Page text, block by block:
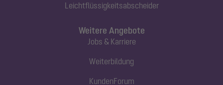
Leichtflüssigkeitsabscheider
Weitere Angebote
Jobs & Karriere
Weiterbildung
KundenForum